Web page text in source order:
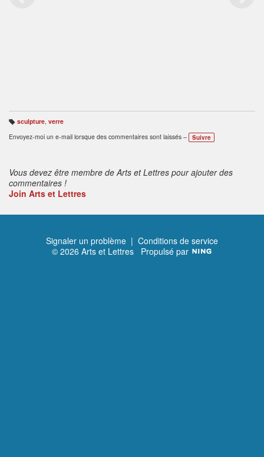
B
ali
s
sculpture, verre
Envoyez-moi un e-mail lorsque des commentaires sont laissés –
Suivre
Vous devez être membre de Arts et Lettres pour ajouter des
commentaires !
Join Arts et Lettres
Signaler un problème | Conditions de service
© 2026 Arts et Lettres Propulsé par